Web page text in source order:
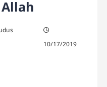
10/17/2019